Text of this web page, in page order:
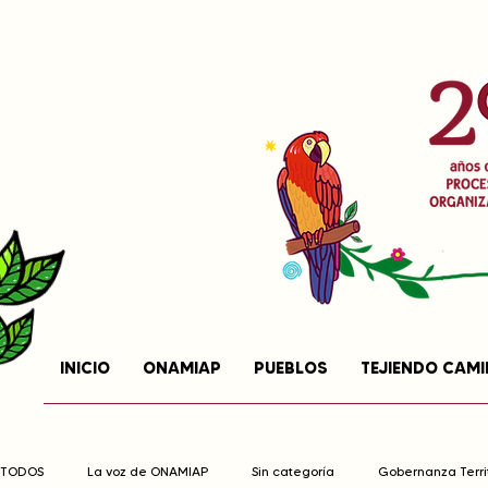
INICIO ONAMIAP PUEBLOS TEJIENDO
TODOS La voz de ONAMIAP Sin categoría Gobernanza